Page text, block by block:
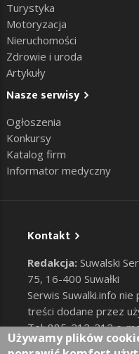
Turystyka
Motoryzacja
Nieruchomości
Zdrowie i uroda
Artykuły
Nasze serwisy
Ogłoszenia
Konkursy
Katalog firm
Informator medyczny
Kontakt
Redakcja: Suwalski
75, 16-400 Suwałki
Serwis Suwalki.info
treści dodane przez
Tel: 885-212-212 e-
reklama@suwalki.info
Używamy plików